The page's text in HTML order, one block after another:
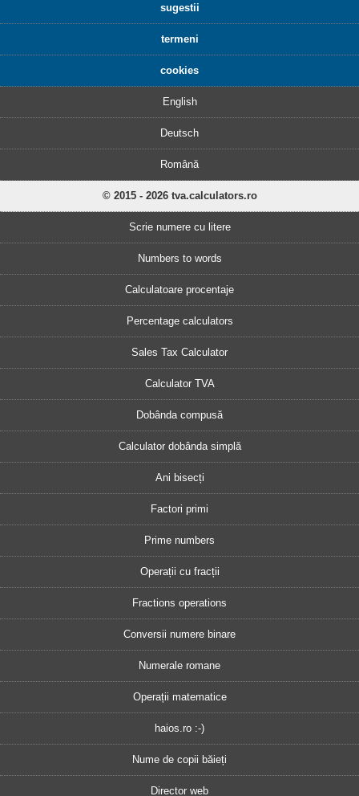
sugestii
termeni
cookies
English
Deutsch
Română
© 2015 - 2026 tva.calculators.ro
Scrie numere cu litere
Numbers to words
Calculatoare procentaje
Percentage calculators
Sales Tax Calculator
Calculator TVA
Dobânda compusă
Calculator dobânda simplă
Ani bisecți
Factori primi
Prime numbers
Operații cu fracții
Fractions operations
Conversii numere binare
Numerale romane
Operații matematice
haios.ro :-)
Nume de copii băieți
Director web